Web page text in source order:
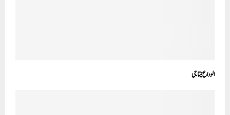
الوداع نیتا جی